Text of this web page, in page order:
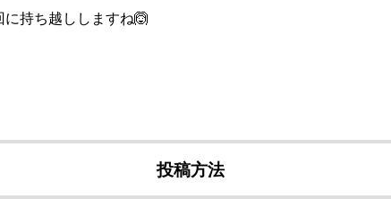
持ち越ししますね🙆
投稿方法